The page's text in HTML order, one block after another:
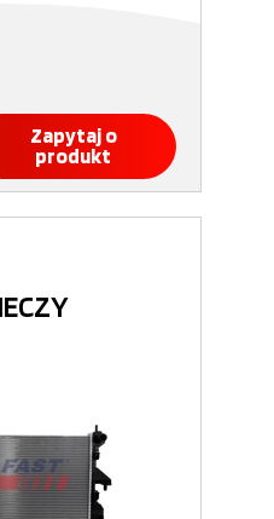
Zapytaj o
produkt